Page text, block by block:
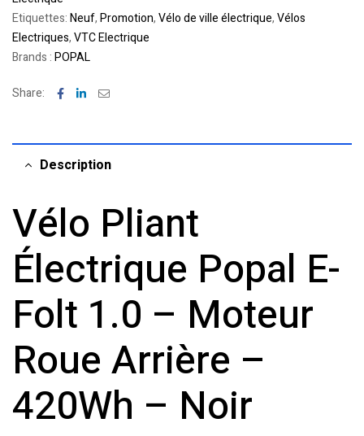
Etiquettes:Neuf,Promotion,Vélo de ville électrique,Vélos
Electriques,VTC Electrique
Brands :POPAL
Share: Facebook
LinkedinEmail
Description
Vélo Pliant
Électrique Popal E-
Folt 1.0 – Moteur
Roue Arrière –
420Wh – Noir